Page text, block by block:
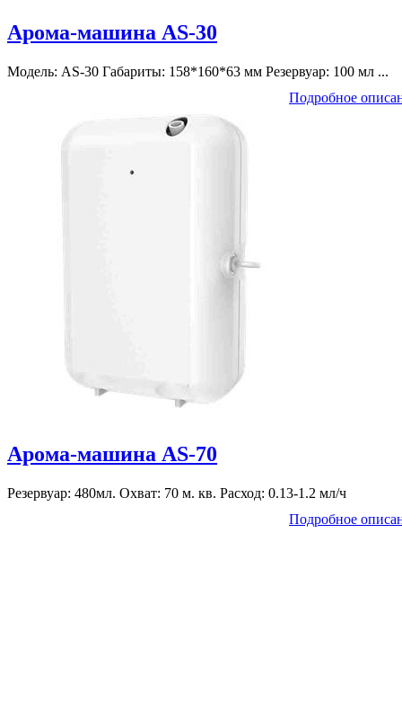
Арома-машина AS-30
Модель: AS-30 Габариты: 158*160*63 мм Резервуар: 100 мл ...
Подробное
Арома-машина AS-70
Резервуар: 480мл. Охват: 70 м. кв. Расход: 0.13-1.2 мл/ч
Подробное